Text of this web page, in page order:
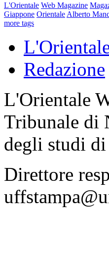
L'Orientale Web Magazine
Giappone Orientale Alberto
more tags
Redazione
L'Orientale
Tribunale di
degli studi
Direttore